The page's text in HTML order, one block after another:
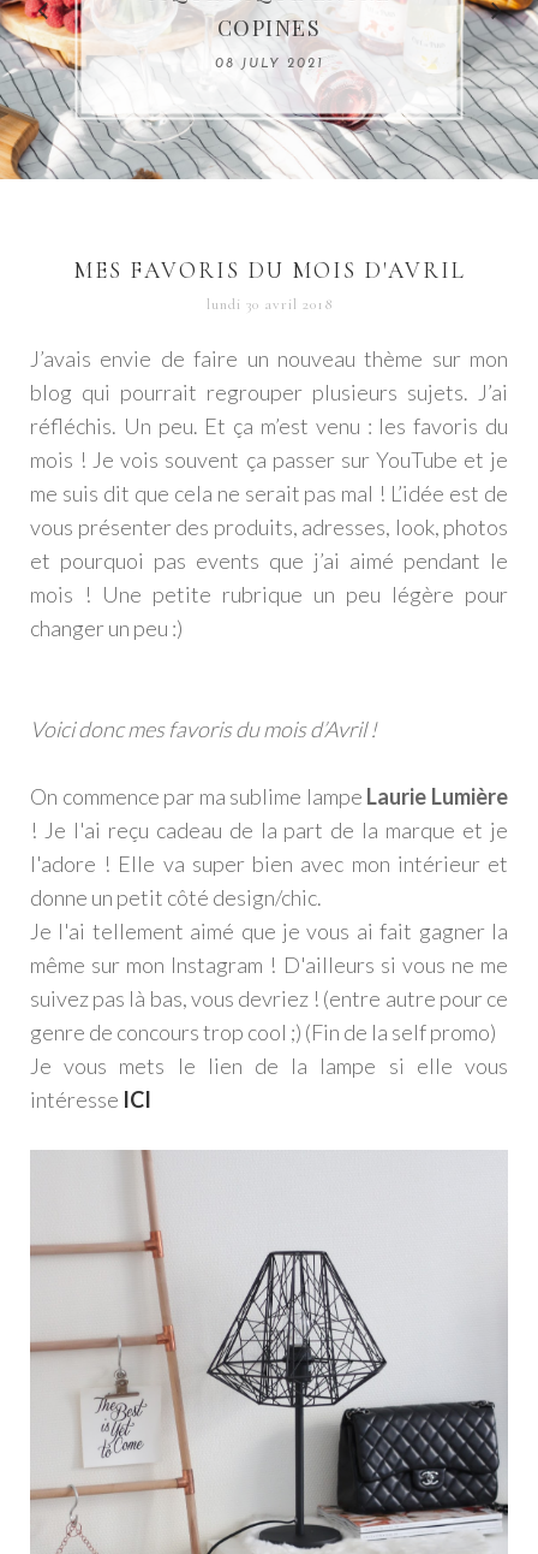
VISAGE À PARIS ?
08 AUGUST 2021
COPINES
08 JULY 2021
DE CHAUSSURES KIWI
19 MAY 2021
OXITIVE D'AVÈNE GRÂCE À
SHOPMIUM
10 DECEMBER 2020
L'AUTOBRONZANT
BALIBODY
17 MAY 2020
MES FAVORIS DU MOIS D'AVRIL
lundi 30 avril 2018
J’avais envie de faire un nouveau thème sur mon
blog qui pourrait regrouper plusieurs sujets. J’ai
réfléchis. Un peu. Et ça m’est venu : les favoris du
mois ! Je vois souvent ça passer sur YouTube et je
me suis dit que cela ne serait pas mal ! L’idée est de
vous présenter des produits, adresses, look, photos
et pourquoi pas events que j’ai aimé pendant le
mois ! Une petite rubrique un peu légère pour
changer un peu :)
Voici donc mes favoris du mois d’Avril !
On commence par ma sublime lampe Laurie Lumière
! Je l'ai reçu cadeau de la part de la marque et je
l'adore ! Elle va super bien avec mon intérieur et
donne un petit côté design/chic.
Je l'ai tellement aimé que je vous ai fait gagner la
même sur mon Instagram ! D'ailleurs si vous ne me
suivez pas là bas, vous devriez ! (entre autre pour ce
genre de concours trop cool ;) (Fin de la self promo)
Je vous mets le lien de la lampe si elle vous
intéresse ICI